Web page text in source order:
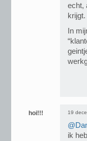
echt,
krijgt.
In
hoi!!! 19
ik